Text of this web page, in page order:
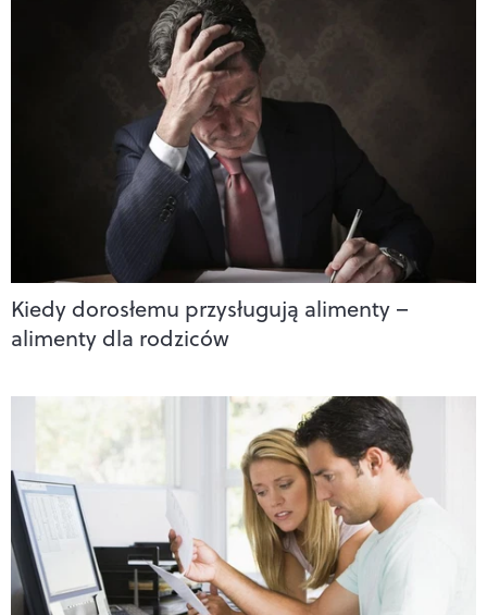
Kiedy dorosłemu przysługują alimenty –
alimenty dla rodziców